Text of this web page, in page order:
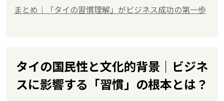
まとめ｜「タイの習慣理解」がビジネス成功の第一歩
タイの国民性と文化的背景｜ビジネ
スに影響する「習慣」の根本とは？